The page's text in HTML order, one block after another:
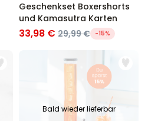
Geschenkset Boxershorts
und Kamasutra Karten
33,98 € 29,99 € -15%
Bald wieder lieferbar